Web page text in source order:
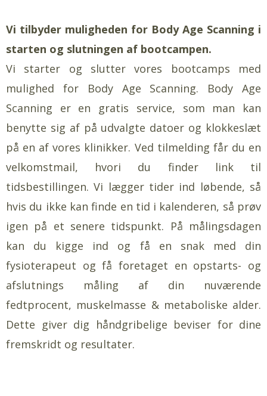
Vi tilbyder muligheden for Body Age Scanning i
starten og slutningen af bootcampen.
Vi starter og slutter vores bootcamps med
mulighed for Body Age Scanning. Body Age
Scanning er en gratis service, som man kan
benytte sig af på udvalgte datoer og klokkeslæt
på en af vores klinikker. Ved tilmelding får du en
velkomstmail, hvori du finder link til
tidsbestillingen. Vi lægger tider ind løbende, så
hvis du ikke kan finde en tid i kalenderen, så prøv
igen på et senere tidspunkt. På målingsdagen
kan du kigge ind og få en snak med din
fysioterapeut og få foretaget en opstarts- og
afslutnings måling af din nuværende
fedtprocent, muskelmasse & metaboliske alder.
Dette giver dig håndgribelige beviser for dine
fremskridt og resultater.